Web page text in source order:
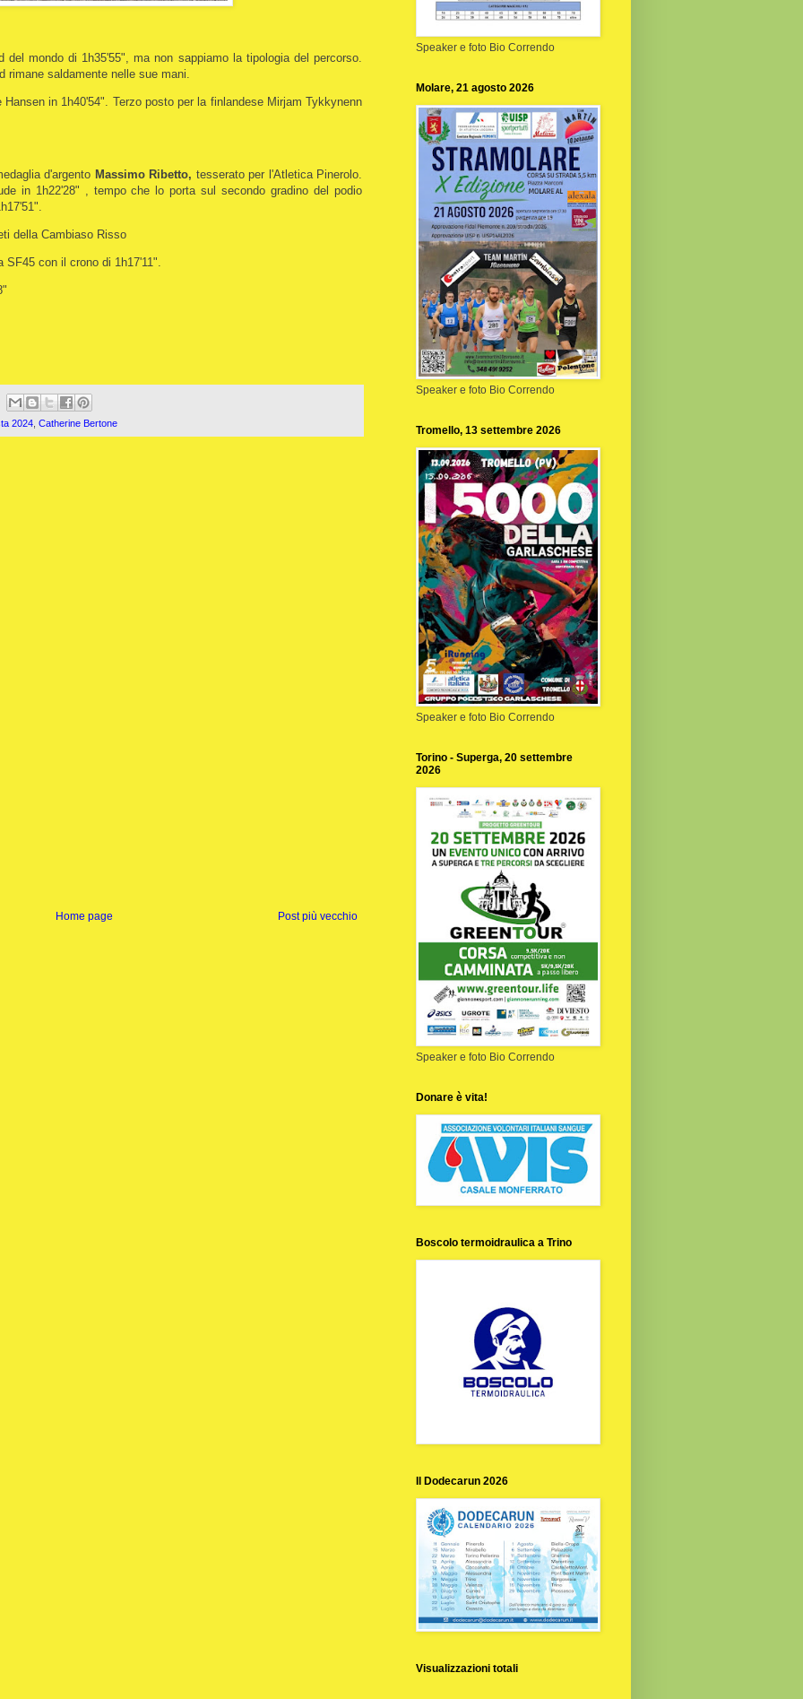
del mondo di 1h35'55", ma non sappiamo la tipologia del percorso.
rimane saldamente nelle sue mani.
in 1h40'54". Terzo posto per la finlandese Mirjam Tykkynenn
d'argento Massimo Ribetto, tesserato per l'Atletica Pinerolo.
in 1h22'28" , tempo che lo porta sul secondo gradino del podio
della Cambiaso Risso
SF45 con il crono di 1h17'11".
2024 Catherine Bertone
Post più vecchio
Home page
Speaker e foto Bio Correndo
Molare, 21 agosto 2026
Speaker e foto Bio Correndo
Tromello, 13 settembre 2026
Speaker e foto Bio Correndo
Torino - Superga, 20 settembre
2026
Speaker e foto Bio Correndo
Donare è vita!
Boscolo termoidraulica a Trino
Il Dodecarun 2026
Visualizzazioni totali